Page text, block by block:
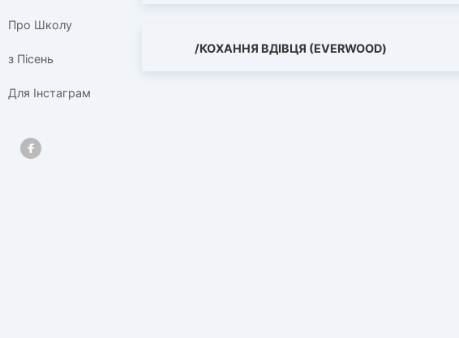
Про Школу
з Пісень
Для Інстаграм
/КОХАННЯ ВДІВЦЯ (EVERWOOD)